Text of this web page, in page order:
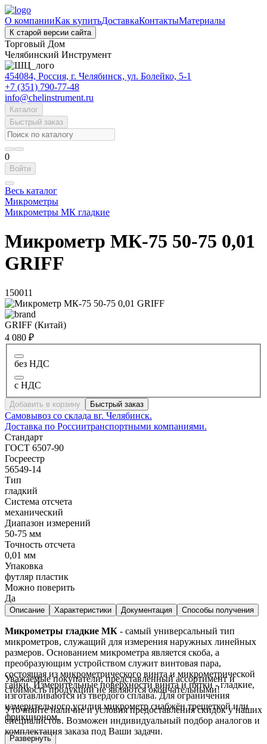
О компанииКак купитьДоставкаКонтактыМатериалы
К старой версии сайта
Торговый Дом
Челябинский Инструмент
454084, Россия, г. Челябинск, ул. Болейко, 5-1
+7 (351) 790-77-48
info@chelinstrument.ru
Каталог
Быстрый заказ
0
Войти
Весь каталог
Микрометры
Микрометры МК гладкие
Микрометр МК-75 50-75 0,01
GRIFF
150011
GRIFF (Китай)
4 080 ₽
без НДС
с НДС
Добавить в корзину Быстрый заказ
Самовывоз со склада вг. Челябинск.
Доставка по Россиитранспортными компаниями.
Стандарт
ГОСТ 6507-90
Госреестр
56549-14
Тип
гладкий
Система отсчета
механический
Диапазон измерений
50-75 мм
Точность отсчета
0,01 мм
Упаковка
футляр пластик
Можно поверить
Да
Описание Характеристики Документация Способы получения
Микрометры гладкие МК - самый универсальный тип
микрометров, служащий для измерения наружных линейных
размеров. Основанием микрометра является скоба, а
преобразующим устройством служит винтовая пара,
состоящая из микрометрического винта и микрометрической
гайки. Измерительные поверхности винта и пятки - гладкие,
изготавливаются из твердого сплава. Для ограничения
измерительного усилия микрометр снабжён трещеткой или
фрикционом.
Развернуть
Уважаемые покупатели, представленный ассортимент и
стоимость продукции не являются окончательными!
Уточняйте наличие и условия предоставления скидок у наших
специалистов. Возможен индивидуальный подбор аналогов и
комплектация заказа под Ваши задачи.